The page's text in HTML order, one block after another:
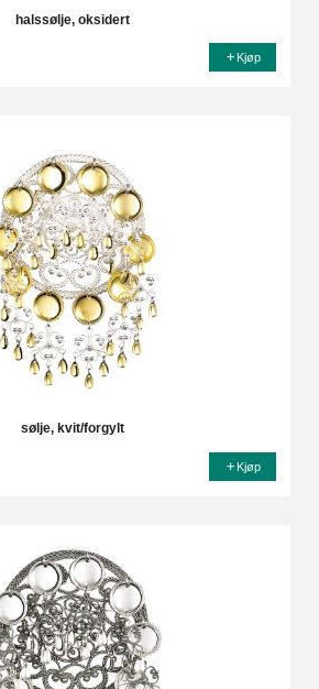
halssølje, oksidert
Kjøp
sølje, kvit/forgylt
Kjøp